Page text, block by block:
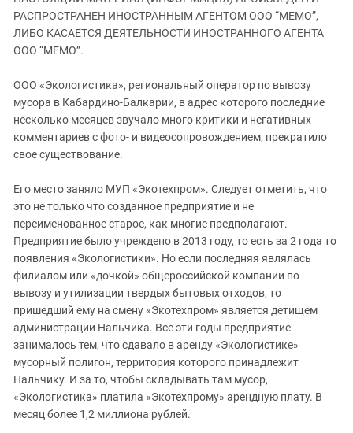
ЗАСТАВЛЯЕТ
МОБИЛИЗАЦИЯ И ПРОТЕСТЫ
Дагестан
Ингушетия
Калмыкия
Карачаево-Черкесия
Краснодарский край
Нагорный Карабах
Российская Федерация
Ростовская область
Северная Осетия - Алания
СКФО
Ставропольский край
Чечня
Южная Осетия
Южный Кавказ
ЮФО
РАСПРОСТРАНЕН ИНОСТРАННЫМ АГЕНТОМ ООО “МЕМО”,
ЛИБО КАСАЕТСЯ ДЕЯТЕЛЬНОСТИ ИНОСТРАННОГО АГЕНТА
ООО “МЕМО”.
ООО «Экологистика», региональный оператор по вывозу
мусора в Кабардино-Балкарии, в адрес которого последние
несколько месяцев звучало много критики и негативных
комментариев с фото- и видеосопровождением, прекратило
свое существование.
Его место заняло МУП «Экотехпром». Следует отметить, что
это не только что созданное предприятие и не
переименованное старое, как многие предполагают.
Предприятие было учреждено в 2013 году, то есть за 2 года то
появления «Экологистики». Но если последняя являлась
филиалом или «дочкой» общероссийской компании по
вывозу и утилизации твердых бытовых отходов, то
пришедший ему на смену «Экотехпром» является детищем
администрации Нальчика. Все эти годы предприятие
занималось тем, что сдавало в аренду «Экологистике»
мусорный полигон, территория которого принадлежит
Нальчику. И за то, чтобы складывать там мусор,
«Экологистика» платила «Экотехпрому» арендную плату. В
месяц более 1,2 миллиона рублей.